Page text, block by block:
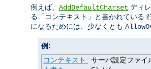
例えば、 AddDefaultCharset ディ
る「コンテキスト」と書かれている
になるためには、少なくとも
例:
コンテキスト: サーバ設定ファイ